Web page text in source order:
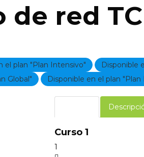
de red
el plan "Plan Intensivo" Disponible
Global"
Disponible en el plan
Curso 1
1